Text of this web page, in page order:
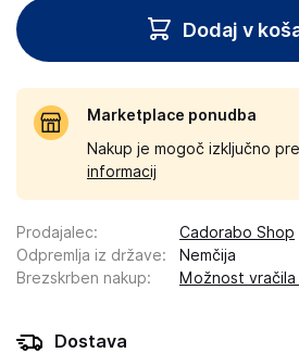
Dodaj v
Marketplace ponudba
Nakup je mogoč izključno
informacij
Prodajalec:
Cadorabo Shop
Odpremlja iz države:
Nemčija
Brezskrben nakup: Možnost vračila
Dostava